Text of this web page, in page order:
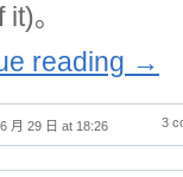
。
reading →
月 29 日 at 18:26 3